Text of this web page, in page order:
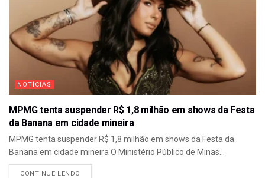
NOTÍCIAS
MPMG tenta suspender R$ 1,8 milhão em shows da Festa
da Banana em cidade mineira
MPMG tenta suspender R$ 1,8 milhão em shows da Festa da
Banana em cidade mineira O Ministério Público de Minas...
CONTINUE LENDO